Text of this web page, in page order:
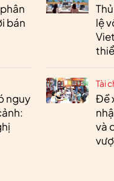
bán
nguy
lệ
Tài
Đề
và